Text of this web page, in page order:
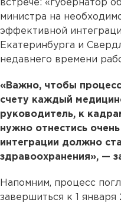
встрече: «губернатор
министра на
эффективной
Екатеринбурга и
недавнего времени
«Важно, чтобы
счету каждый
руководитель, к
нужно отнестись
интеграции должно
здравоохранения», —
Напомним, процесс
завершиться к 1